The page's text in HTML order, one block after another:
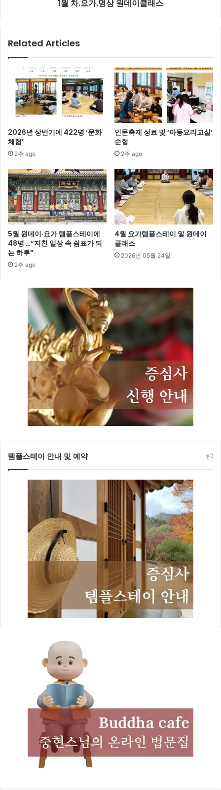
1월 차.요가.명상 원데이클래스
Related Articles
2026년 상반기에 422명 ‘문화
체험’
2주 ago
인문축제 성료 및 ‘아동요리교실’
순항
2주 ago
5월 원데이·요가 템플스테이에
48명 …“지친 일상 속 쉼표가 되
는 하루”
2주 ago
4월 요가템플스테이 및 원데이
클래스
2026년 05월 24일
템플스테이 안내 및 예약